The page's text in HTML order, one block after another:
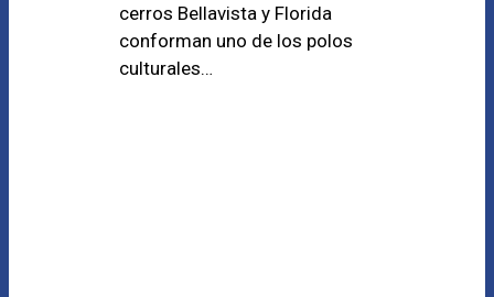
cerros Bellavista y Florida
conforman uno de los polos
culturales…